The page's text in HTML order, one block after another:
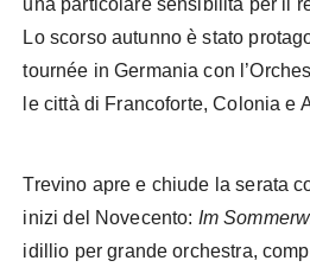
Lo scorso autunno è stato
tournée in Germania con
le città di Francoforte, Colonia e
Trevino apre e chiude la serata
inizi del Novecento: Im
idillio per grande orchestra,